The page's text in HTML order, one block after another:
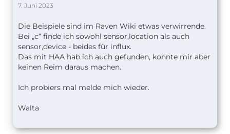
7. Juni 2023
Die Beispiele sind im Raven Wiki etwas verwirrende.
Bei „c“ finde ich sowohl sensor,location als auch
sensor,device - beides für influx.
Das mit HAA hab ich auch gefunden, konnte mir aber
keinen Reim daraus machen.
Ich probiers mal melde mich wieder.
Walta